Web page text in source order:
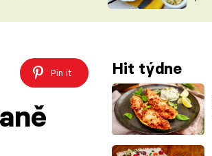
ŠÉFREDAKTORKY
ČASOPIS
Pin it Hit týdne